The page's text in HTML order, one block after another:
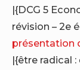
|{DCG 5
révision – 2e
présentation
|{être radical